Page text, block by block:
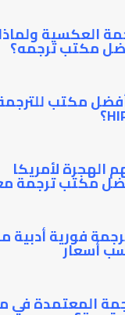
العكسية
مكتب ترجمه؟
مكتب
الهجرة لأمريكا
مكتب ترجمة
فورية
أسعار
المعتمدة في